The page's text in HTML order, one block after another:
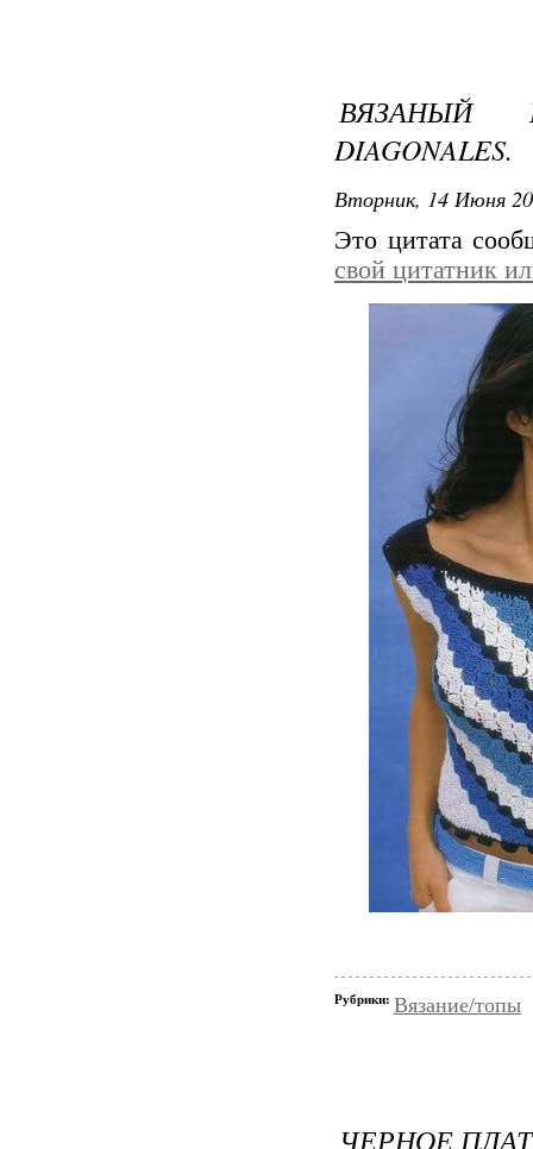
ВЯЗАНЫЙ
DIAGONALES.
Вторник, 14 Июня
Это цитата
свой цитатник
Рубрики: Вязание/топы
ЧЕРНОЕ